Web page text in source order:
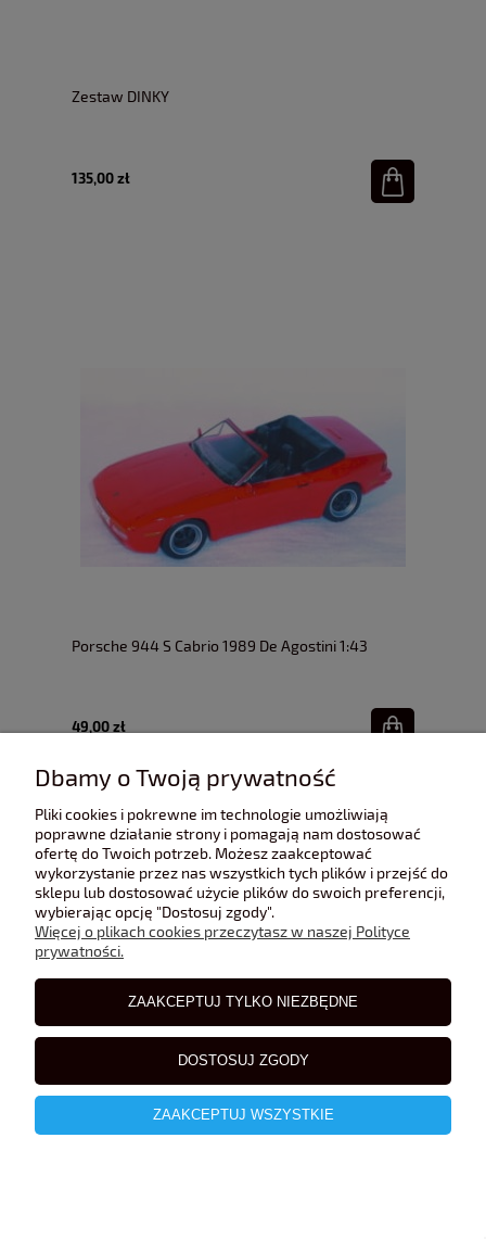
Zestaw DINKY
135,00 zł
Porsche 944 S Cabrio 1989 De Agostini 1:43
49,00 zł
Dbamy o Twoją prywatność
Pliki cookies i pokrewne im technologie umożliwiają
poprawne działanie strony i pomagają nam dostosować
ofertę do Twoich potrzeb. Możesz zaakceptować
wykorzystanie przez nas wszystkich tych plików i przejść do
sklepu lub dostosować użycie plików do swoich preferencji,
wybierając opcję "Dostosuj zgody".
Więcej o plikach cookies przeczytasz w naszej Polityce
prywatności.
ZAAKCEPTUJ TYLKO NIEZBĘDNE
DOSTOSUJ ZGODY
ZAAKCEPTUJ WSZYSTKIE